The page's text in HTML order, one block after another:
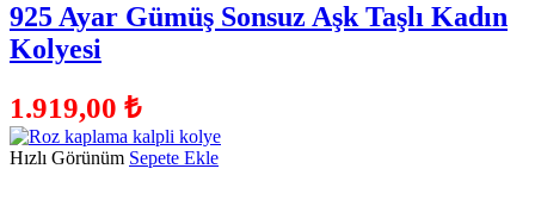
925 Ayar Gümüş Sonsuz Aşk Taşlı Kadın
Kolyesi
1.919,00 ₺
Hızlı Görünüm Sepete Ekle